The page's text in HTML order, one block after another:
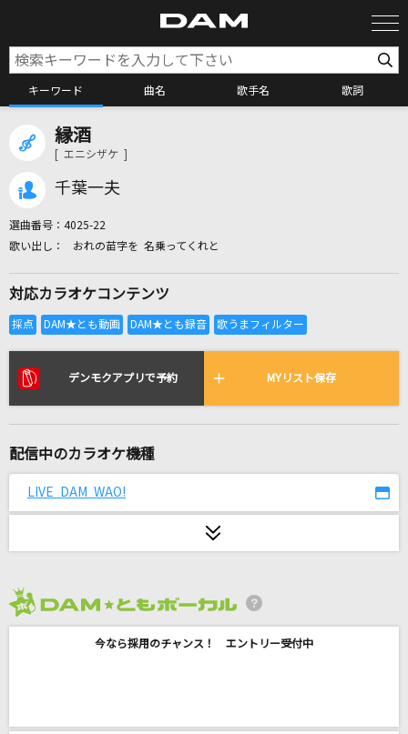
キーワード 曲名 歌手名 歌詞
全国りれき
リアルタイムで歌われている曲の一覧
[生音]綾
ホシアイ
ヒプノシスマイク[Fling Posse]
縁酒
[ エニシザケ ]
千葉一夫
選曲番号： 4025-22
おれの苗字を 名乗ってくれと
対応カラオケコンテンツ
デンモクアプリで予約 MYリスト保存
配信中のカラオケ機種
LIVE DAM WAO!
今なら採用のチャンス！ エントリー受付中